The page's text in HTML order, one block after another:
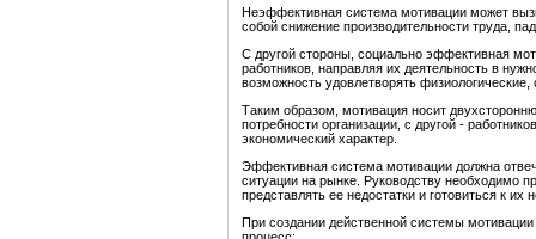
Неэффективная система мотивации может
собой снижение производительности труда,
С другой стороны, социально эффективная
работников, направляя их деятельность в
возможность удовлетворять
Таким образом, мотивация носит
потребности организации, с другой -
экономический характер.
Эффективная система мотивации должна
ситуации на рынке. Руководству необходимо
представлять ее недостатки и готовиться к их
При создании действенной системы